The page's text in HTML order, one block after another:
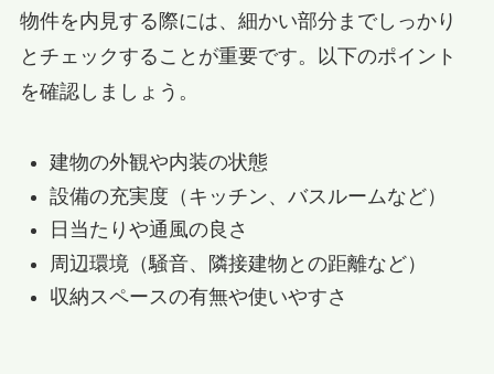
物件を内見する際には、細かい部分までしっかり
とチェックすることが重要です。以下のポイント
を確認しましょう。
建物の外観や内装の状態
設備の充実度（キッチン、バスルームなど）
日当たりや通風の良さ
周辺環境（騒音、隣接建物との距離など）
収納スペースの有無や使いやすさ